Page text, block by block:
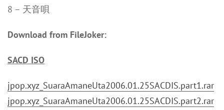
8 – 天音唄
Download from FileJoker:
SACD ISO
jpop.xyz_SuaraAmaneUta2006.01.25SACDIS.part1.rar
jpop.xyz_SuaraAmaneUta2006.01.25SACDIS.part2.rar